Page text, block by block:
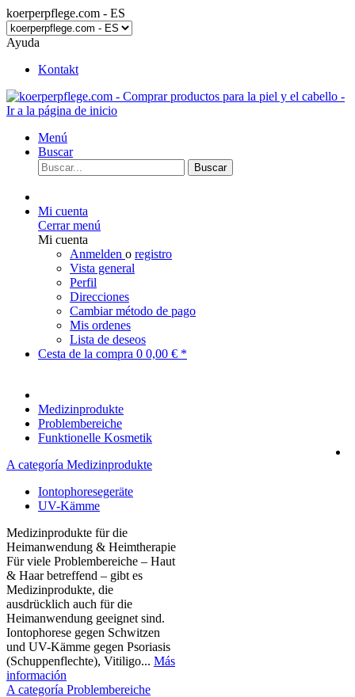
koerperpflege.com - ES
Ayuda
Kontakt
Menú
Buscar
Buscar
Mi cuenta
Cerrar menú
Mi cuenta
Anmelden o registro
Vista general
Perfil
Direcciones
Cambiar método de pago
Mis ordenes
Lista de deseos
Cesta de la compra 0 0,00 € *
Medizinprodukte
Problembereiche
Funktionelle Kosmetik
A categoría Medizinprodukte
Iontophoresegeräte
UV-Kämme
Medizinprodukte für die
Heimanwendung & Heimtherapie
Für viele Problembereiche – Haut
& Haar betreffend – gibt es
Medizinprodukte, die
ausdrücklich auch für die
Heimanwendung geeignet sind.
Iontophorese gegen Schwitzen
und UV-Kämme gegen Psoriasis
(Schuppenflechte), Vitiligo... Más
información
A categoría Problembereiche